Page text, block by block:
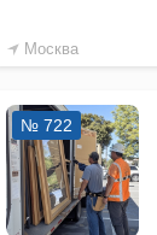
Москва
№ 722